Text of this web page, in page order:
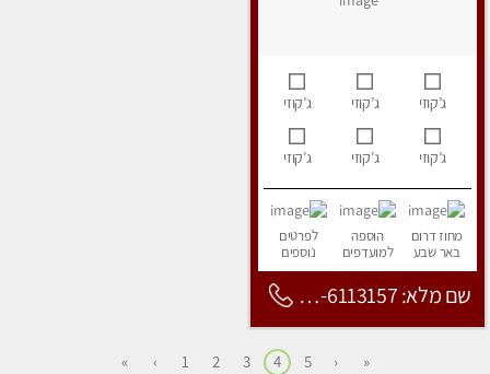
ג’קוזי ג’קוזי ג’קוזי
ג’קוזי ג’קוזי ג’קוזי
מחוז דרום
באר שבע
הוספה
למועדפים
לפרטים
נוספים
שם מלא: 053-6113157
«
‹
5
4
3
2
1
›
»